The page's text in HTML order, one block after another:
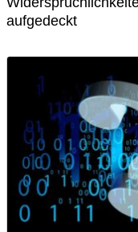
aufgedeckt